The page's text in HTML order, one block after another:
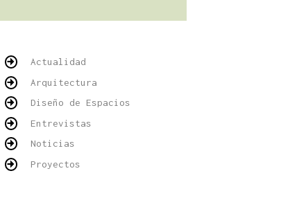
Actualidad
Arquitectura
Diseño de Espacios
Entrevistas
Noticias
Proyectos